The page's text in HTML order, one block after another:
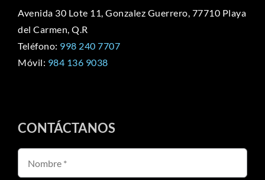
Avenida 30 Lote 11, Gonzalez Guerrero, 77710 Playa
del Carmen, Q.R
Teléfono: 998 240 7707
Móvil: 984 136 9038
CONTÁCTANOS